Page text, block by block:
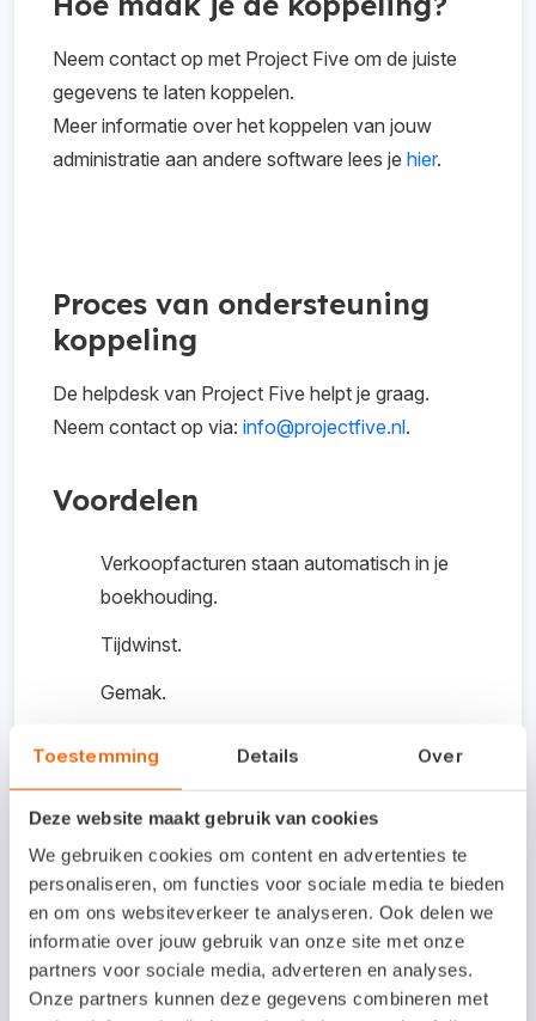
Toestemming Details Over
Deze website maakt gebruik van cookies
We gebruiken cookies om content en advertenties te
personaliseren, om functies voor sociale media te bieden
en om ons websiteverkeer te analyseren. Ook delen we
informatie over jouw gebruik van onze site met onze
partners voor sociale media, adverteren en analyses.
Onze partners kunnen deze gegevens combineren met
Neem contact op met Project Five om de juiste
gegevens te laten koppelen.
Meer informatie over het koppelen van jouw
administratie aan andere software lees je hier.
Proces van ondersteuning
koppeling
De helpdesk van Project Five helpt je graag.
Neem contact op via: info@projectfive.nl.
Voordelen
Verkoopfacturen staan automatisch in je
boekhouding.
Tijdwinst.
Gemak.
Kosten koppeling /
proefperiode
Het gebruik van deze koppeling is gratis.